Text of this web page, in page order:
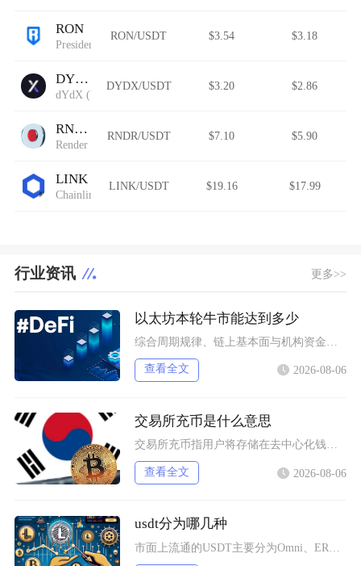
RON
President Ron DeSantis
RON/USDT $3.54 $3.18
DYDX
dYdX (Wormhole)
DYDX/USDT $3.20 $2.86
RNDR
Render
RNDR/USDT $7.10 $5.90
LINK
Chainlink (Wormhole)
LINK/USDT $19.16 $17.99
行业资讯 更多>>
以太坊本轮牛市能达到多少
查看全文 2026-08-06
交易所充币是什么意思
交易所充币指用户将存储在去中心化钱包、其他交易平台内的数字加密资产，通过对应区块链网络转入
查看全文 2026-08-06
usdt分为哪几种